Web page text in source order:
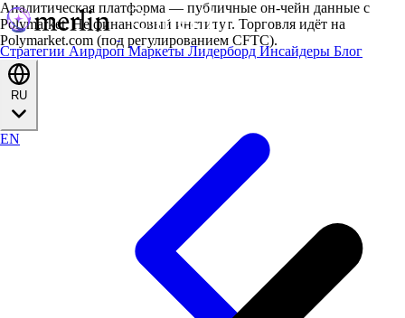
Стратегии АирдропМаркеты Лидерборд Инсайдеры Блог
EN
Аналитическая платформа — публичные он-чейн данные с
Polymarket. Не финансовый институт. Торговля идёт на
Polymarket.com (под регулированием CFTC).